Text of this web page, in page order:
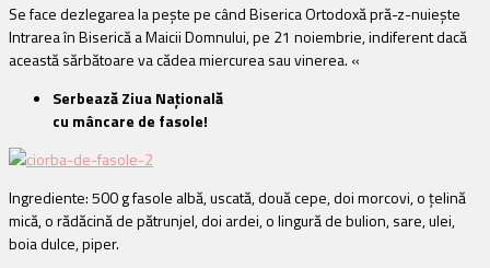
Se face dezlegarea la pește pe când Biserica Ortodoxă pră-z-nuiește
Intrarea în Biserică a Maicii Domnului, pe 21 noiembrie, indiferent dacă
această sărbătoare va cădea miercurea sau vinerea. «
Serbează Ziua Națională
cu mâncare de fasole!
Ingrediente: 500 g fasole albă, uscată, două cepe, doi morcovi, o țelină
mică, o rădăcină de pătrunjel, doi ardei, o lingură de bulion, sare, ulei,
boia dulce, piper.